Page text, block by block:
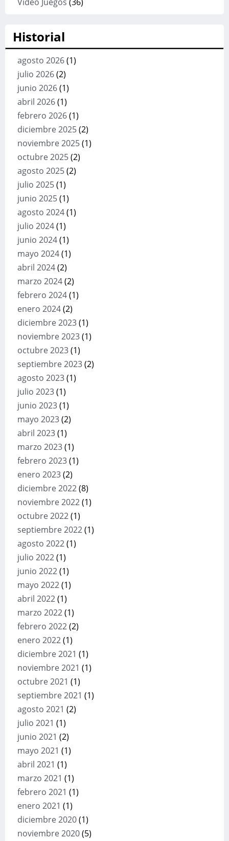
Historial
agosto 2026(1)
julio 2026(2)
junio 2026(1)
abril 2026(1)
febrero 2026(1)
diciembre 2025(2)
noviembre 2025(1)
octubre 2025(2)
agosto 2025(2)
julio 2025(1)
junio 2025(1)
agosto 2024(1)
julio 2024(1)
junio 2024(1)
mayo 2024(1)
abril 2024(2)
marzo 2024(2)
febrero 2024(1)
enero 2024(2)
diciembre 2023(1)
noviembre 2023(1)
octubre 2023(1)
septiembre 2023(2)
agosto 2023(1)
julio 2023(1)
junio 2023(1)
mayo 2023(2)
abril 2023(1)
marzo 2023(1)
febrero 2023(1)
enero 2023(2)
diciembre 2022(8)
noviembre 2022(1)
octubre 2022(1)
septiembre 2022(1)
agosto 2022(1)
julio 2022(1)
junio 2022(1)
mayo 2022(1)
abril 2022(1)
marzo 2022(1)
febrero 2022(2)
enero 2022(1)
diciembre 2021 (1)
noviembre 2021 (1)
octubre 2021 (1)
septiembre 2021 (1)
agosto 2021 (2)
julio 2021 (1)
junio 2021 (2)
mayo 2021 (1)
abril 2021 (1)
marzo 2021 (1)
febrero 2021 (1)
enero 2021 (1)
diciembre 2020(1)
noviembre 2020(5)